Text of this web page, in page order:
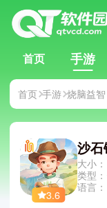
首页 手游
首页 手游 烧脑益智
3.6
沙
大小：
类型：
语言：